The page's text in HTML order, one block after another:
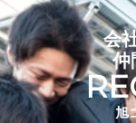
会
仲
旭